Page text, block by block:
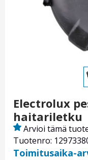
Electrolux
haitariletku
Tuotenro:
Arvioi tämä
Toimitusaika-